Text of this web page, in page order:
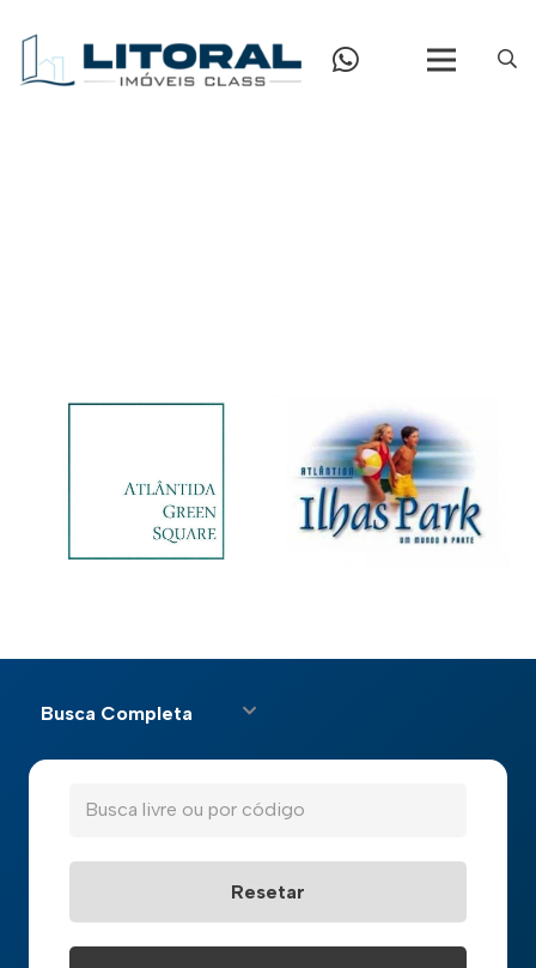
Busca Completa